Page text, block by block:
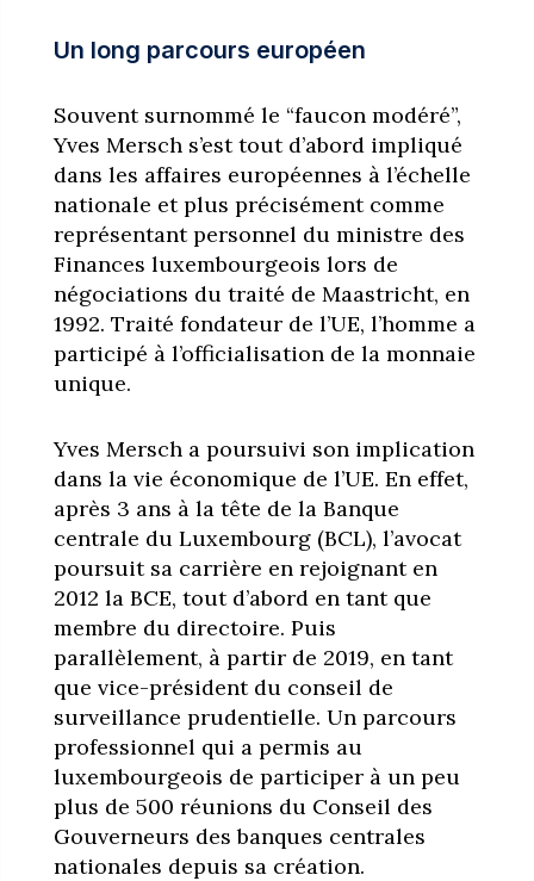
Un long parcours européen
Souvent surnommé le “faucon modéré”,
Yves Mersch s’est tout d’abord impliqué
dans les affaires européennes à l’échelle
nationale et plus précisément comme
représentant personnel du ministre des
Finances luxembourgeois lors de
négociations du traité de Maastricht, en
1992. Traité fondateur de l’UE, l’homme a
participé à l’officialisation de la monnaie
unique.
Yves Mersch a poursuivi son implication
dans la vie économique de l’UE. En effet,
après 3 ans à la tête de la Banque
centrale du Luxembourg (BCL), l’avocat
poursuit sa carrière en rejoignant en
2012 la BCE, tout d’abord en tant que
membre du directoire. Puis
parallèlement, à partir de 2019, en tant
que vice-président du conseil de
surveillance prudentielle. Un parcours
professionnel qui a permis au
luxembourgeois de participer à un peu
plus de 500 réunions du Conseil des
Gouverneurs des banques centrales
nationales depuis sa création.